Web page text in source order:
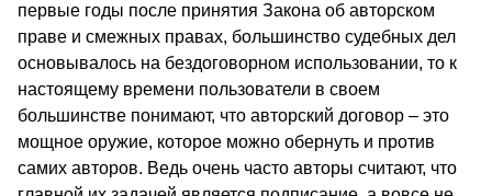
первые годы после принятия Закона об авторском
праве и смежных правах, большинство судебных дел
основывалось на бездоговорном использовании, то к
настоящему времени пользователи в своем
большинстве понимают, что авторский договор – это
мощное оружие, которое можно обернуть и против
самих авторов. Ведь очень часто авторы считают, что